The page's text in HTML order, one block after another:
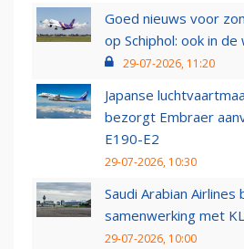
Goed nieuws voor
op Schiphol: ook in
29-07-2026, 11:20
Japanse
bezorgt Embraer
E190-E2
29-07-2026, 10:30
Saudi Arabian Airlines
samenwerking met
29-07-2026, 10:00